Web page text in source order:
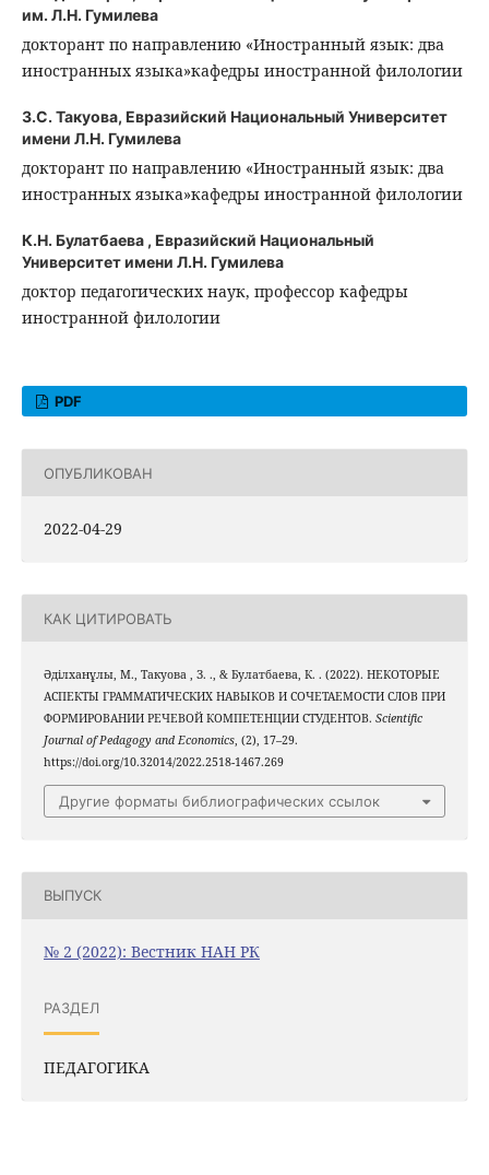
им. Л.Н. Гумилева
докторант по направлению «Иностранный язык: два
иностранных языка»кафедры иностранной филологии
З.С. Такуова, Евразийский Национальный Университет
имени Л.Н. Гумилева
докторант по направлению «Иностранный язык: два
иностранных языка»кафедры иностранной филологии
К.Н. Булатбаева , Евразийский Национальный
Университет имени Л.Н. Гумилева
доктор педагогических наук, профессор кафедры
иностранной филологии
PDF
ОПУБЛИКОВАН
2022-04-29
КАК ЦИТИРОВАТЬ
Әділханұлы, М., Такуова , З. ., & Булатбаева, К. . (2022). НЕКОТОРЫЕ
АСПЕКТЫ ГРАММАТИЧЕСКИХ НАВЫКОВ И СОЧЕТАЕМОСТИ СЛОВ ПРИ
ФОРМИРОВАНИИ РЕЧЕВОЙ КОМПЕТЕНЦИИ СТУДЕНТОВ. Scientific
Journal of Pedagogy and Economics, (2), 17–29.
https://doi.org/10.32014/2022.2518-1467.269
Другие форматы библиографических ссылок
ВЫПУСК
№ 2 (2022): Вестник НАН РК
РАЗДЕЛ
ПЕДАГОГИКА